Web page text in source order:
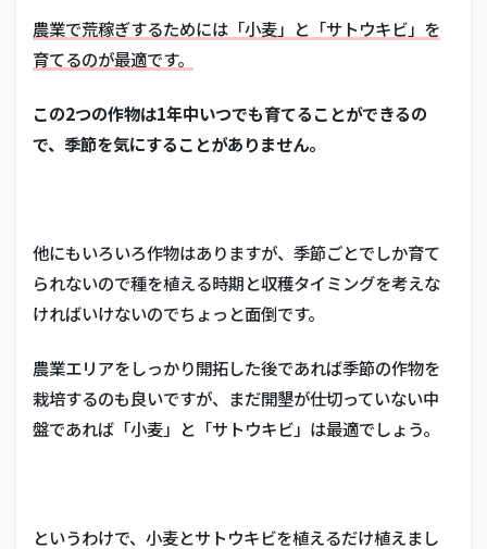
農業で荒稼ぎするためには「小麦」と「サトウキビ」を
育てるのが最適です。
この2つの作物は1年中いつでも育てることができるの
で、季節を気にすることがありません。
他にもいろいろ作物はありますが、季節ごとでしか育て
られないので種を植える時期と収穫タイミングを考えな
ければいけないのでちょっと面倒です。
農業エリアをしっかり開拓した後であれば季節の作物を
栽培するのも良いですが、まだ開墾が仕切っていない中
盤であれば「小麦」と「サトウキビ」は最適でしょう。
というわけで、小麦とサトウキビを植えるだけ植えまし